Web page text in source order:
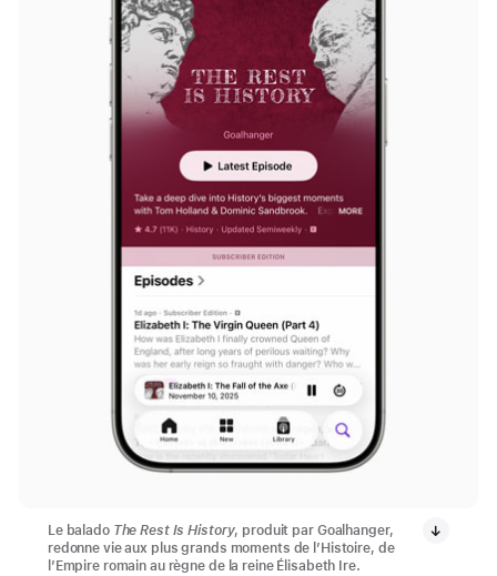
Le balado The Rest Is History, produit par Goalhanger,
redonne vie aux plus grands moments de l’Histoire, de
l’Empire romain au règne de la reine Élisabeth Ire.